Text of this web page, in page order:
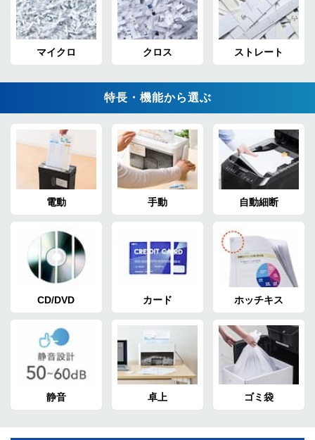
マイクロ クロス ストレート
特長・機能から選ぶ
電動 手動 自動細断
CD/DVD カード ホッチキス
静音 卓上 ゴミ袋